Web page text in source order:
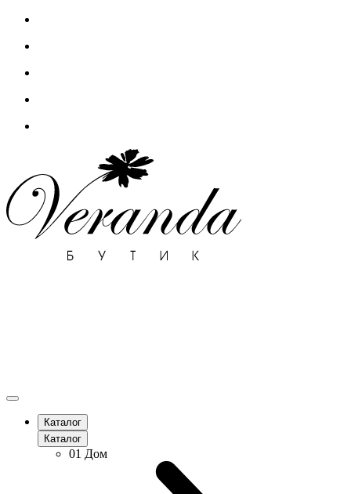
Каталог
Каталог
01 Дом